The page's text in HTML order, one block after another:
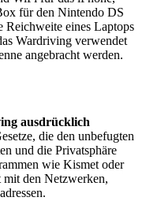
für den Nintendo DS
eines Laptops
Wardriving verwendet
angebracht werden.
ausdrücklich
die den unbefugten
und die Privatsphäre
wie Kismet oder
den Netzwerken,